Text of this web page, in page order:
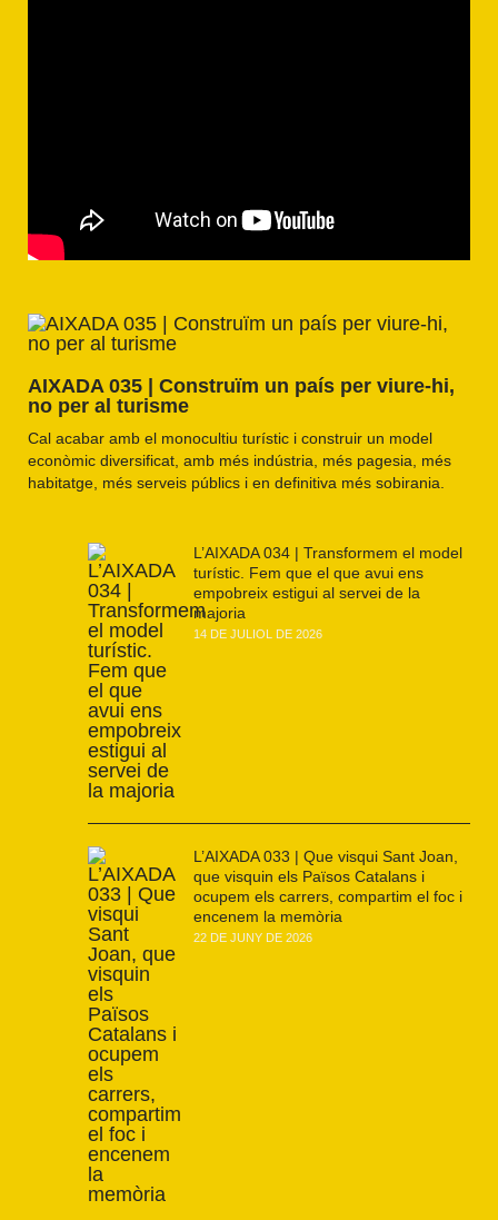
AIXADA 035 | Construïm un país per viure-hi,
no per al turisme
Cal acabar amb el monocultiu turístic i construir un model
econòmic diversificat, amb més indústria, més pagesia, més
habitatge, més serveis públics i en definitiva més sobirania.
L’AIXADA 034 | Transformem el model
turístic. Fem que el que avui ens
empobreix estigui al servei de la
majoria
14 DE JULIOL DE 2026
L’AIXADA 033 | Que visqui Sant Joan,
que visquin els Països Catalans i
ocupem els carrers, compartim el foc i
encenem la memòria
22 DE JUNY DE 2026